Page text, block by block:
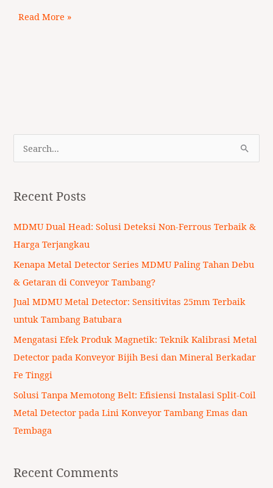
Read More »
r
c
h
:
Recent Posts
MDMU Dual Head: Solusi Deteksi Non-Ferrous Terbaik &
Harga Terjangkau
Kenapa Metal Detector Series MDMU Paling Tahan Debu
& Getaran di Conveyor Tambang?
Jual MDMU Metal Detector: Sensitivitas 25mm Terbaik
untuk Tambang Batubara
Mengatasi Efek Produk Magnetik: Teknik Kalibrasi Metal
Detector pada Konveyor Bijih Besi dan Mineral Berkadar
Fe Tinggi
Solusi Tanpa Memotong Belt: Efisiensi Instalasi Split-Coil
Metal Detector pada Lini Konveyor Tambang Emas dan
Tembaga
Recent Comments